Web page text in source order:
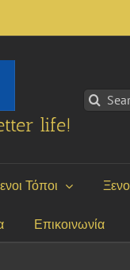
life!
Search
for:
Τόποι
Επικοινωνία